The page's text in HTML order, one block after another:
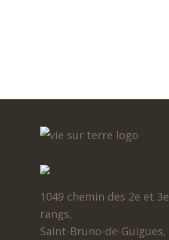
1049 chemin des 2e et 3e
rangs,
Saint-Bruno-de-Guigues,